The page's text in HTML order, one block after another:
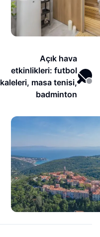
Açık hava
etkinlikleri: futbol
kaleleri, masa tenisi,
badminton